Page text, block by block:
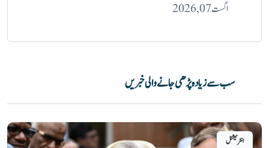
اگست 07, 2026
سب سے زیادہ پڑھی جانے والی خبریں
انٹرنیشنل